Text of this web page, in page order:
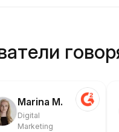
Marina M.
Digital
Marketing